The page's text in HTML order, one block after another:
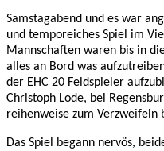
Samstagabend und es war
und temporeiches Spiel im
Mannschaften waren bis in
alles an Bord was
der EHC 20 Feldspieler
Christoph Lode, bei
reihenweise zum Verzweifeln
Das Spiel begann nervös,